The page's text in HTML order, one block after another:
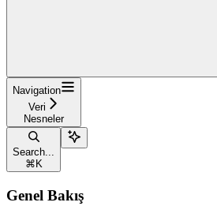
Navigation
Veri
Nesneler
Search...
⌘ K
Genel Bakış